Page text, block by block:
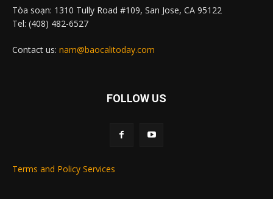
Tòa soạn: 1310 Tully Road #109, San Jose, CA 95122
Tel: (408) 482-6527
Contact us: nam@baocalitoday.com
FOLLOW US
Terms and Policy Services